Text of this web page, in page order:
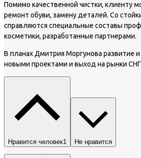
Помимо качественной чистки, клиенту
ремонт обуви, замену деталей. Со
справляются специальные составы
косметики, разработанные партнерами.
В планах Дмитрия Моргунова развитие и
новыми проектами и выход на рынки
Нравится человек1 Не нравится